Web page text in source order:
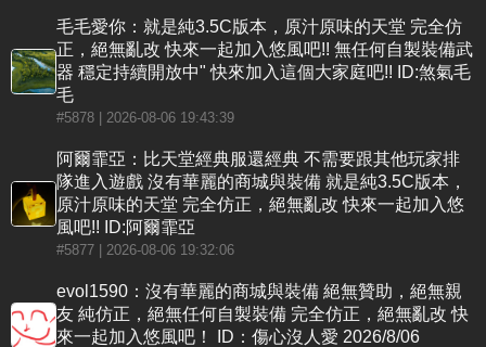
毛毛愛你：就是純3.5C版本，原汁原味的天堂 完全仿
正，絕無亂改 快來一起加入悠風吧!! 無任何自製裝備武
器 穩定持續開放中" 快來加入這個大家庭吧!! ID:煞氣毛
毛
#5878 | 2026-08-06 19:43:39
阿爾霏亞：比天堂經典服還經典 不需要跟其他玩家排
隊進入遊戲 沒有華麗的商城與裝備 就是純3.5C版本，
原汁原味的天堂 完全仿正，絕無亂改 快來一起加入悠
風吧!! ID:阿爾霏亞
#5877 | 2026-08-06 19:32:06
evol1590：沒有華麗的商城與裝備 絕無贊助，絕無親
友 純仿正，絕無任何自製裝備 完全仿正，絕無亂改 快
來一起加入悠風吧！ ID：傷心沒人愛 2026/8/06